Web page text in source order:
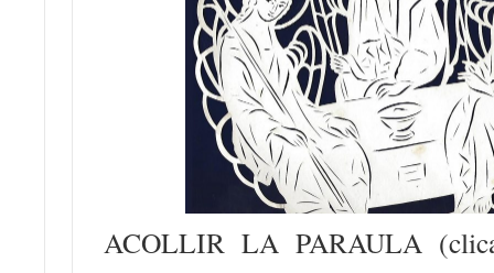
ACOLLIR LA PARAULA